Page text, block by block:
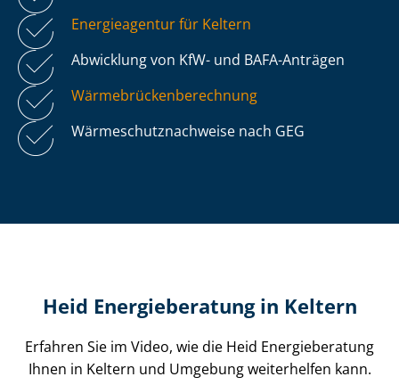
Energieagentur für Keltern
Abwicklung von KfW- und BAFA-Anträgen
Wär­me­brü­cken­be­rech­nung
Wär­me­schutz­nach­wei­se nach GEG
Heid Energieberatung in Keltern
Erfahren Sie im Video, wie die Heid Energieberatung
Ihnen in Keltern und Umgebung weiterhelfen kann.